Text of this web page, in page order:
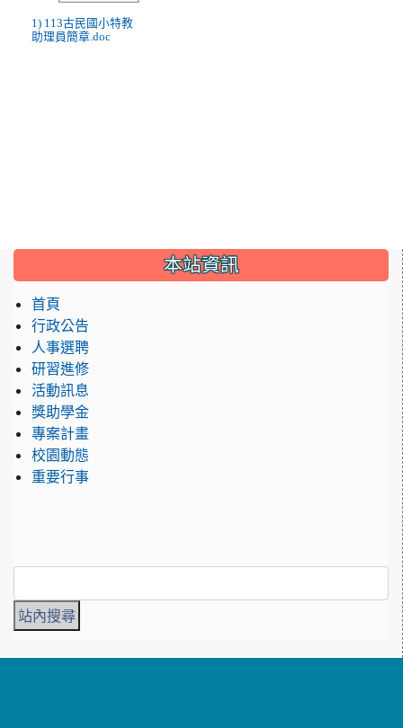
1) 113古民國小特教
助理員簡章.doc
::: 本站資訊
首頁
行政公告
人事選聘
研習進修
活動訊息
獎助學金
專案計畫
校園動態
重要行事